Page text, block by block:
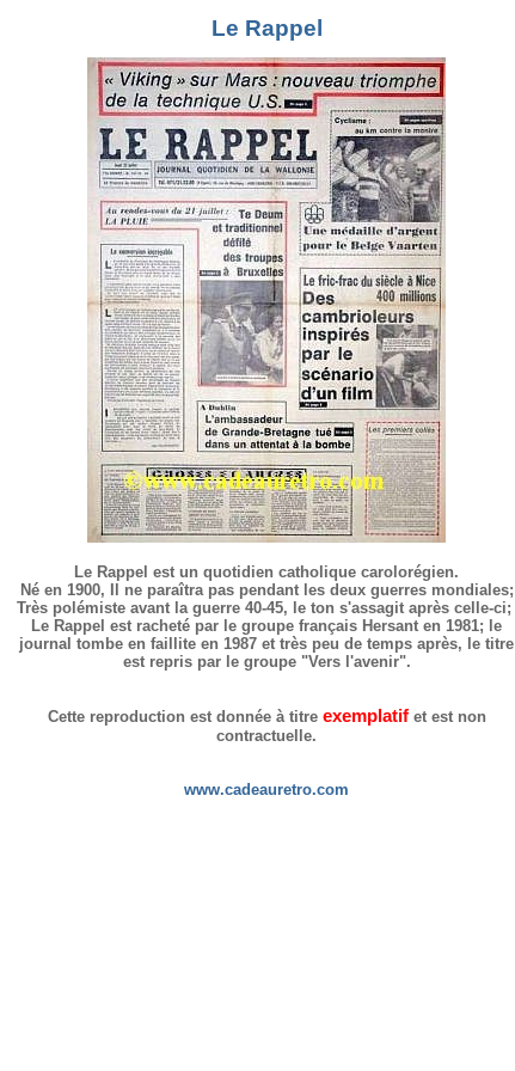
Le Rappel
Le Rappel est un quotidien catholique carolorégien.
Né en 1900, Il ne paraîtra pas pendant les deux guerres mondiales;
Très polémiste avant la guerre 40-45, le ton s'assagit après celle-ci;
Le Rappel est racheté par le groupe français Hersant en 1981; le
journal tombe en faillite en 1987 et très peu de temps après, le titre
est repris par le groupe "Vers l'avenir".
Cette reproduction est donnée à titre exemplatifet est non
contractuelle.
www.cadeauretro.com